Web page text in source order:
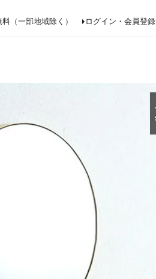
（一部地域除く） ログイン・会員登録
検索